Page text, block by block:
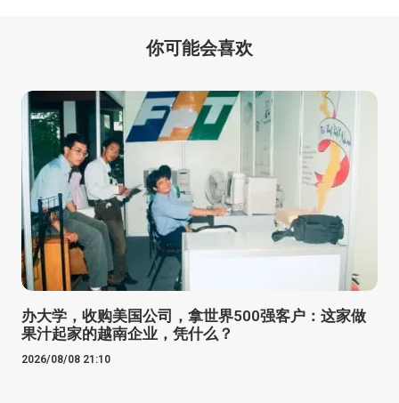
你可能会喜欢
办大学，收购美国公司，拿世界500强客户：这家做
果汁起家的越南企业，凭什么？
2026/08/08 21:10